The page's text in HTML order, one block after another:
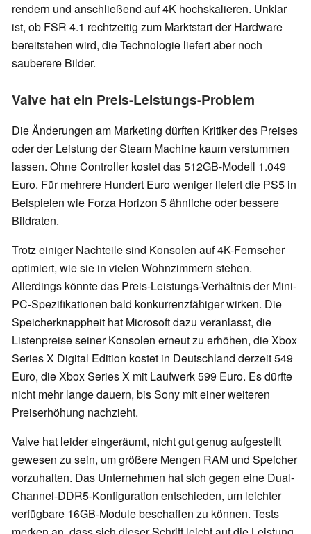
rendern und anschließend auf 4K hochskalieren. Unklar
ist, ob FSR 4.1 rechtzeitig zum Marktstart der Hardware
bereitstehen wird, die Technologie liefert aber noch
sauberere Bilder.
Valve hat ein Preis-Leistungs-Problem
Die Änderungen am Marketing dürften Kritiker des Preises
oder der Leistung der Steam Machine kaum verstummen
lassen. Ohne Controller kostet das 512GB-Modell 1.049
Euro. Für mehrere Hundert Euro weniger liefert die PS5 in
Beispielen wie Forza Horizon 5 ähnliche oder bessere
Bildraten.
Trotz einiger Nachteile sind Konsolen auf 4K-Fernseher
optimiert, wie sie in vielen Wohnzimmern stehen.
Allerdings könnte das Preis-Leistungs-Verhältnis der Mini-
PC-Spezifikationen bald konkurrenzfähiger wirken. Die
Speicherknappheit hat Microsoft dazu veranlasst, die
Listenpreise seiner Konsolen erneut zu erhöhen, die Xbox
Series X Digital Edition kostet in Deutschland derzeit 549
Euro, die Xbox Series X mit Laufwerk 599 Euro. Es dürfte
nicht mehr lange dauern, bis Sony mit einer weiteren
Preiserhöhung nachzieht.
Valve hat leider eingeräumt, nicht gut genug aufgestellt
gewesen zu sein, um größere Mengen RAM und Speicher
vorzuhalten. Das Unternehmen hat sich gegen eine Dual-
Channel-DDR5-Konfiguration entschieden, um leichter
verfügbare 16GB-Module beschaffen zu können. Tests